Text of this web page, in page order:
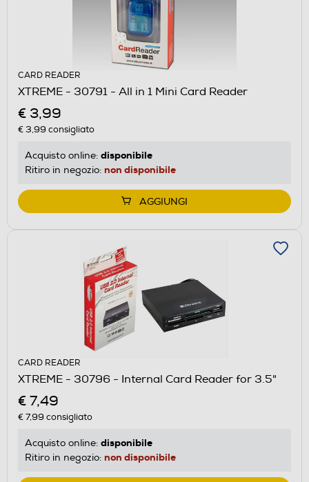
CARD READER
XTREME - 30791 - All in 1 Mini Card Reader
€ 3,99
€ 3,99 consigliato
Acquisto online: disponibile
Ritiro in negozio: non disponibile
AGGIUNGI
CARD READER
XTREME - 30796 - Internal Card Reader for 3.5"
€ 7,49
€ 7,99 consigliato
Acquisto online: disponibile
Ritiro in negozio: non disponibile